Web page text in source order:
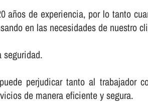
años de experiencia, por lo tanto
en las necesidades de nuestro
seguridad.
perjudicar tanto al trabajador
de manera eficiente y segura.